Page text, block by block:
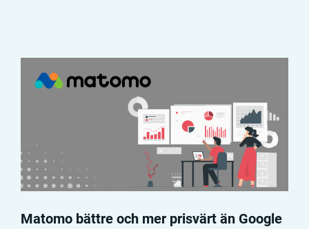
Matomo bättre och mer prisvärt än Google